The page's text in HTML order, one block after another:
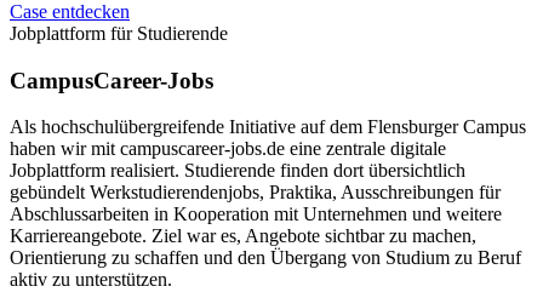
Case entdecken
Jobplattform für Studierende
CampusCareer-Jobs
Als hochschulübergreifende Initiative auf dem Flensburger Campus
haben wir mit campuscareer-jobs.de eine zentrale digitale
Jobplattform realisiert. Studierende finden dort übersichtlich
gebündelt Werkstudierendenjobs, Praktika, Ausschreibungen für
Abschlussarbeiten in Kooperation mit Unternehmen und weitere
Karriereangebote. Ziel war es, Angebote sichtbar zu machen,
Orientierung zu schaffen und den Übergang von Studium zu Beruf
aktiv zu unterstützen.